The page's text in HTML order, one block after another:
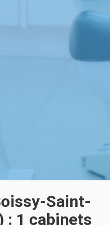
Saint-
: 1 cabinets